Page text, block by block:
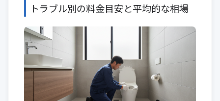
トラブル別の料金目安と平均的な相場